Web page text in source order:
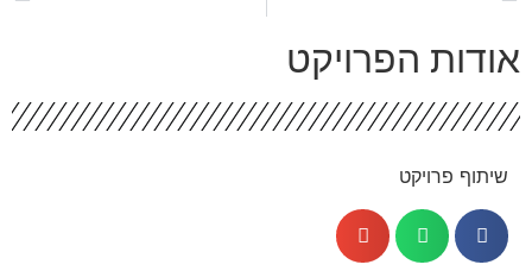
הפרויקט
שיתוף פרויקט